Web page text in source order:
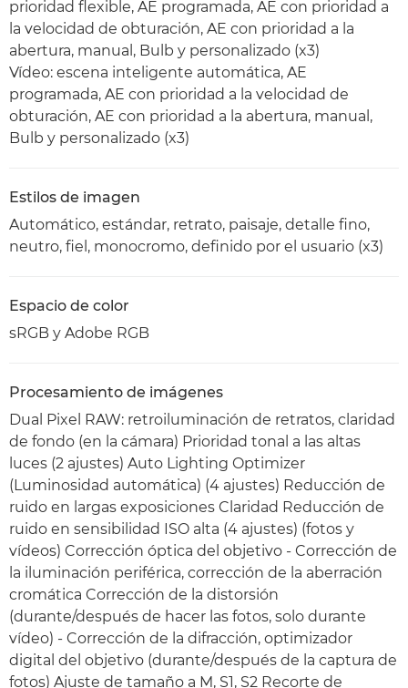
prioridad flexible, AE programada, AE con prioridad a
la velocidad de obturación, AE con prioridad a la
abertura, manual, Bulb y personalizado (x3)
Vídeo: escena inteligente automática, AE
programada, AE con prioridad a la velocidad de
obturación, AE con prioridad a la abertura, manual,
Bulb y personalizado (x3)
Estilos de imagen
Automático, estándar, retrato, paisaje, detalle fino,
neutro, fiel, monocromo, definido por el usuario (x3)
Espacio de color
sRGB y Adobe RGB
Procesamiento de imágenes
Dual Pixel RAW: retroiluminación de retratos, claridad
de fondo (en la cámara) Prioridad tonal a las altas
luces (2 ajustes) Auto Lighting Optimizer
(Luminosidad automática) (4 ajustes) Reducción de
ruido en largas exposiciones Claridad Reducción de
ruido en sensibilidad ISO alta (4 ajustes) (fotos y
vídeos) Corrección óptica del objetivo - Corrección de
la iluminación periférica, corrección de la aberración
cromática Corrección de la distorsión
(durante/después de hacer las fotos, solo durante
vídeo) - Corrección de la difracción, optimizador
digital del objetivo (durante/después de la captura de
fotos) Ajuste de tamaño a M, S1, S2 Recorte de